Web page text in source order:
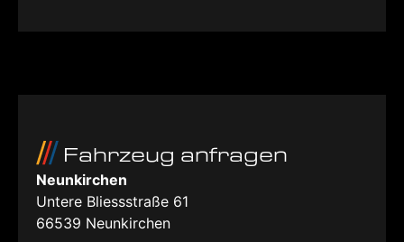
Fahrzeug anfragen
Neunkirchen
Untere Bliessstraße 61
66539 Neunkirchen